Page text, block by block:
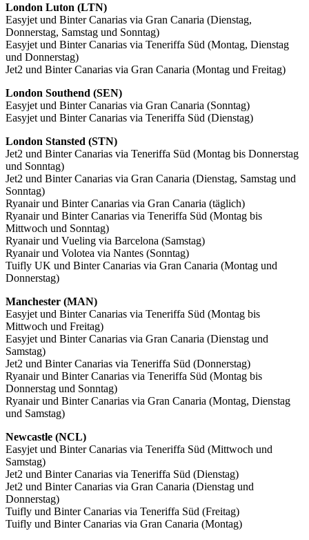
London Luton (LTN)
Easyjet und Binter Canarias via Gran Canaria (Dienstag,
Donnerstag, Samstag und Sonntag)
Easyjet und Binter Canarias via Teneriffa Süd (Montag, Dienstag
und Donnerstag)
Jet2 und Binter Canarias via Gran Canaria (Montag und Freitag)
London Southend (SEN)
Easyjet und Binter Canarias via Gran Canaria (Sonntag)
Easyjet und Binter Canarias via Teneriffa Süd (Dienstag)
London Stansted (STN)
Jet2 und Binter Canarias via Teneriffa Süd (Montag bis Donnerstag
und Sonntag)
Jet2 und Binter Canarias via Gran Canaria (Dienstag, Samstag und
Sonntag)
Ryanair und Binter Canarias via Gran Canaria (täglich)
Ryanair und Binter Canarias via Teneriffa Süd (Montag bis
Mittwoch und Sonntag)
Ryanair und Vueling via Barcelona (Samstag)
Ryanair und Volotea via Nantes (Sonntag)
Tuifly UK und Binter Canarias via Gran Canaria (Montag und
Donnerstag)
Manchester (MAN)
Easyjet und Binter Canarias via Teneriffa Süd (Montag bis
Mittwoch und Freitag)
Easyjet und Binter Canarias via Gran Canaria (Dienstag und
Samstag)
Jet2 und Binter Canarias via Teneriffa Süd (Donnerstag)
Ryanair und Binter Canarias via Teneriffa Süd (Montag bis
Donnerstag und Sonntag)
Ryanair und Binter Canarias via Gran Canaria (Montag, Dienstag
und Samstag)
Newcastle (NCL)
Easyjet und Binter Canarias via Teneriffa Süd (Mittwoch und
Samstag)
Jet2 und Binter Canarias via Teneriffa Süd (Dienstag)
Jet2 und Binter Canarias via Gran Canaria (Dienstag und
Donnerstag)
Tuifly und Binter Canarias via Teneriffa Süd (Freitag)
Tuifly und Binter Canarias via Gran Canaria (Montag)